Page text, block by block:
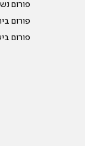
פורום
פורום
פורום